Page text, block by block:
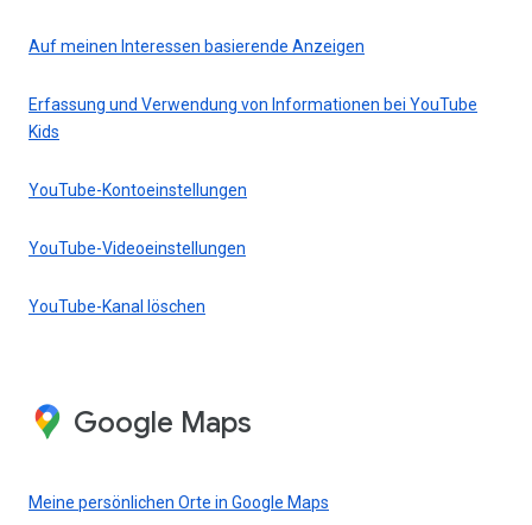
Auf meinen Interessen basierende Anzeigen
Erfassung und Verwendung von Informationen bei YouTube
Kids
YouTube-Kontoeinstellungen
YouTube-Videoeinstellungen
YouTube-Kanal löschen
Google Maps
Meine persönlichen Orte in Google Maps